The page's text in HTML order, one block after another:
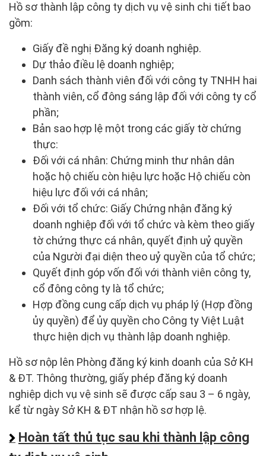
Hồ sơ thành lập công ty dịch vụ vệ sinh chi tiết bao
gồm:
Giấy đề nghị Đăng ký doanh nghiệp.
Dự thảo điều lệ doanh nghiệp;
Danh sách thành viên đối với công ty TNHH hai
thành viên, cổ đông sáng lập đối với công ty cổ
phần;
Bản sao hợp lệ một trong các giấy tờ chứng
thực:
Đối với cá nhân: Chứng minh thư nhân dân
hoặc hộ chiếu còn hiệu lực hoặc Hộ chiếu còn
hiệu lực đối với cá nhân;
Đối với tổ chức: Giấy Chứng nhận đăng ký
doanh nghiệp đối với tổ chức và kèm theo giấy
tờ chứng thực cá nhân, quyết định uỷ quyền
của Người đại diện theo uỷ quyền của tổ chức;
Quyết định góp vốn đối với thành viên công ty,
cổ đông công ty là tổ chức;
Hợp đồng cung cấp dịch vụ pháp lý (Hợp đồng
ủy quyền) để ủy quyền cho Công ty Việt Luật
thực hiện dịch vụ thành lập doanh nghiệp.
Hồ sơ nộp lên Phòng đăng ký kinh doanh của Sở KH
& ĐT. Thông thường, giấy phép đăng ký doanh
nghiệp dịch vụ vệ sinh sẽ được cấp sau 3 – 6 ngày,
kể từ ngày Sở KH & ĐT nhận hồ sơ hợp lệ.
Hoàn tất thủ tục sau khi thành lập công